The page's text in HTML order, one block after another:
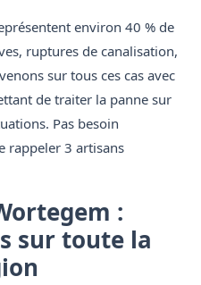
environ 40 % de
ruptures de canalisation,
sur tous ces cas avec
de traiter la panne sur
Pas besoin
rappeler 3 artisans
:
sur toute la